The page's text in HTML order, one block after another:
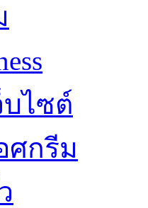
บไซต์
ศกรีม